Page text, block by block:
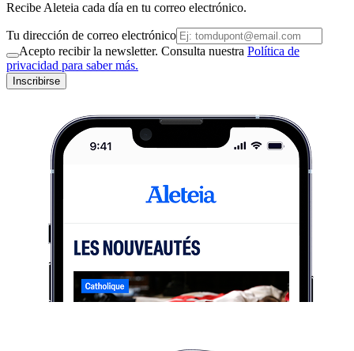
Recibe Aleteia cada día en tu correo electrónico.
Tu dirección de correo electrónico
Acepto recibir la newsletter. Consulta nuestra Política de
privacidad para saber más.
Inscribirse